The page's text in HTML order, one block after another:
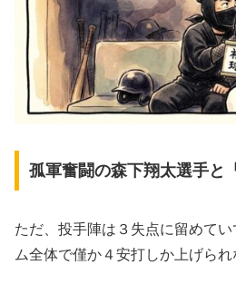
孤軍奮闘の森下翔太選手と
ただ、投手陣は３失点に留めて
ム全体で僅か４安打しか上げられ